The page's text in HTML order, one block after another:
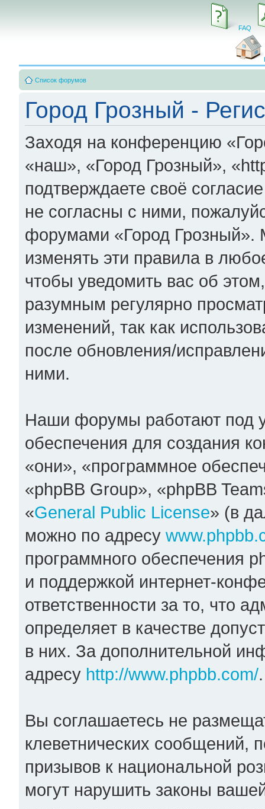
FAQ
Список форумов
Город Грозный -
Заходя на конференцию
«наш», «Город Грозный»,
подтверждаете своё
не согласны с ними,
форумами «Город Грозный».
изменять эти правила в
чтобы уведомить вас об
разумным регулярно
изменений, так как
после обновления/
ними.
Наши форумы работают под
обеспечения для создания
«они», «программное
«phpBB Group», «phpBB
«General Public License» (в
можно по адресу
программного обеспечения
и поддержкой интернет-
ответственности за то, что
определяет в качестве
в них. За дополнительной
адресу http://www.phpbb.com/.
Вы соглашаетесь не
клеветнических сообщений,
призывов к национальной
могут нарушить законы